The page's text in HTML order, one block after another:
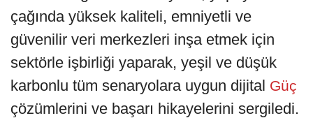
çağında yüksek kaliteli, emniyetli ve
güvenilir veri merkezleri inşa etmek için
sektörle işbirliği yaparak, yeşil ve düşük
karbonlu tüm senaryolara uygun dijital Güç
çözümlerini ve başarı hikayelerini sergiledi.